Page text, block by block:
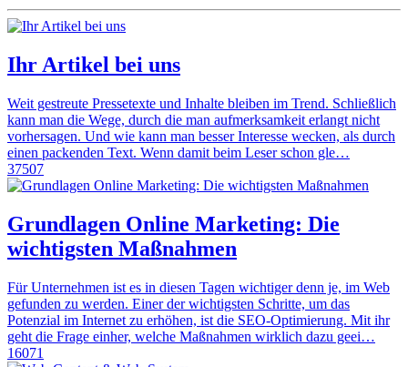
Ihr Artikel bei uns
Weit gestreute Pressetexte und Inhalte bleiben im Trend. Schließlich
kann man die Wege, durch die man aufmerksamkeit erlangt nicht
vorhersagen. Und wie kann man besser Interesse wecken, als durch
einen packenden Text. Wenn damit beim Leser schon gle…
37507
Grundlagen Online Marketing: Die
wichtigsten Maßnahmen
Für Unternehmen ist es in diesen Tagen wichtiger denn je, im Web
gefunden zu werden. Einer der wichtigsten Schritte, um das
Potenzial im Internet zu erhöhen, ist die SEO-Optimierung. Mit ihr
geht die Frage einher, welche Maßnahmen wirklich dazu geei…
16071